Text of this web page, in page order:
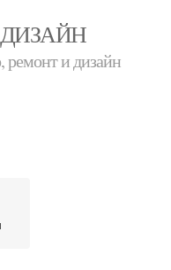
ремонт и дизайн